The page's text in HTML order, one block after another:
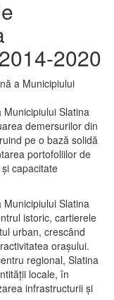
2020
Slatina
demersurilor din
pe o bază solidă
portofoliilor de
capacitate
Slatina
istoric, cartierele
urban, crescând
oraşului.
regional, Slatina
locale, în
infrastructurii şi